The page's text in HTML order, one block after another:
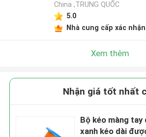
China ,TRUNG QUỐC
5.0
Nhà cung cấp xác nhận
Xem thêm
Nhận giá tốt nhất
Bộ kéo màng tay
xanh kéo dài